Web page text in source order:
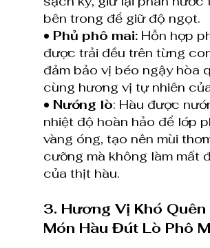
bên trong để giữ độ ngọt.
• Phủ phô mai: Hỗn hợp
được trải đều trên từng
đảm bảo vị béo ngậy hòa
cùng hương vị tự nhiên
• Nướng lò: Hàu được
nhiệt độ hoàn hảo để lớp
vàng óng, tạo nên mùi
cưỡng mà không làm mất
của thịt hàu.
3. Hương Vị Khó Quên
Món Hàu Đút Lò Phô